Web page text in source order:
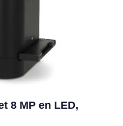
8 MP en LED,